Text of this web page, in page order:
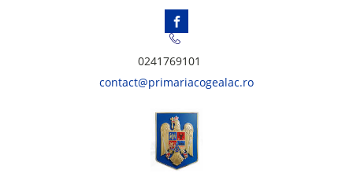
0241769101
contact@primariacogealac.ro